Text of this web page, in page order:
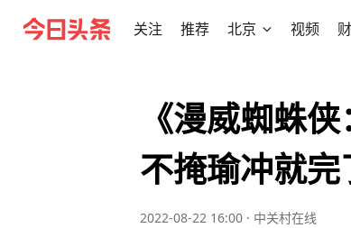
关注 推荐 北京 视频
《漫威蜘蛛
不掩瑜冲就完
2022-08-22 16:00 · 中关村在线